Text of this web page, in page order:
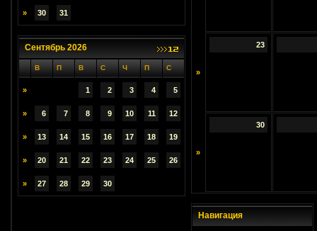
» 30 31
Сентябрь 2026
В П В С Ч П С
» 1 2 3 4 5
» 6 7 8 9 10 11 12
» 13 14 15 16 17 18 19
» 20 21 22 23 24 25 26
» 27 28 29 30
»
23
»
30
Навигация